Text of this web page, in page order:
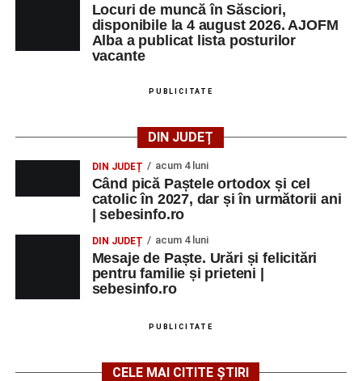
Locuri de muncă în Săsciori,
disponibile la 4 august 2026. AJOFM
Alba a publicat lista posturilor
vacante
PUBLICITATE
DIN JUDEȚ
DIN JUDEȚ acum 4 luni
Când pică Paștele ortodox și cel
catolic în 2027, dar și în următorii ani
| sebesinfo.ro
DIN JUDEȚ acum 4 luni
Mesaje de Paște. Urări și felicitări
pentru familie și prieteni |
sebesinfo.ro
PUBLICITATE
CELE MAI CITITE ȘTIRI